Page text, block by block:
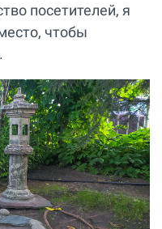
посетителей, я
чтобы